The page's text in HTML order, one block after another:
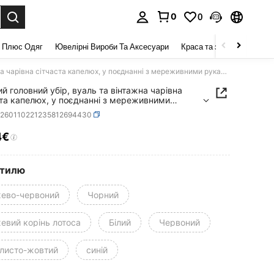
0 0
Плюс Одяг Ювелірні Вироби Та Аксесуари Краса та здоров 'я
Жіночий головний убір, вуаль та вінтажна чарівна сітчаста капелюх, у поєднанні з мереживними рукавичками та намистом зі штучних перлів, підходить для вінтажного чаювання 1920-х або 1950-х років, бальних залів, весілля, церкви, комплекту капелюхів Дербі
головний убір, вуаль та вінтажна чарівна
капелюх, у поєднанні з мереживними
та намистом зі штучних перлів,
для вінтажного чаювання 1920-х або 1950-
бальних залів, весілля, церкви, комплекту
ДербіAND AVAILABILITY
червоний Чорний
корінь лотоса Білий Червоний
жовтий синій